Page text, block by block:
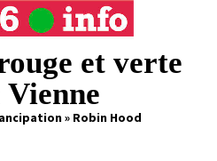
et verte
Vienne
» Robin Hood